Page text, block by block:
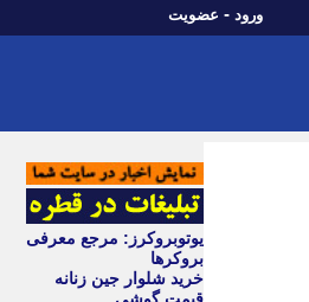
ورود - عضویت
یوتوبروکرز: مرجع معرفی
بروکرها
خرید شلوار جین زنانه